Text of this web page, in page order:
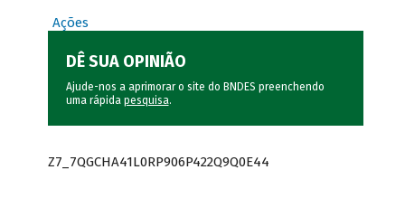
Ações
DÊ SUA OPINIÃO
Ajude-nos a aprimorar o site do BNDES preenchendo
uma rápida pesquisa.
Z7_7QGCHA41L0RP906P422Q9Q0E44